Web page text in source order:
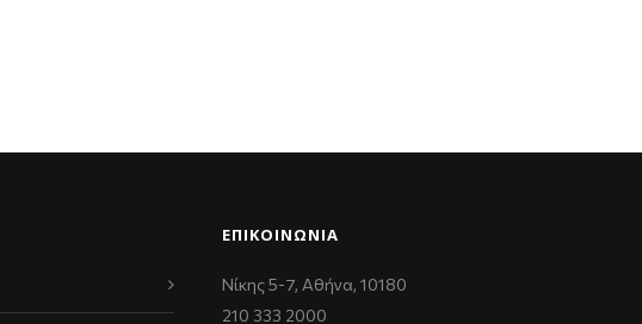
ΕΠΙΚΟΙΝΩΝΊΑ
Νίκης 5-7, Αθήνα, 10180
210 333 2000